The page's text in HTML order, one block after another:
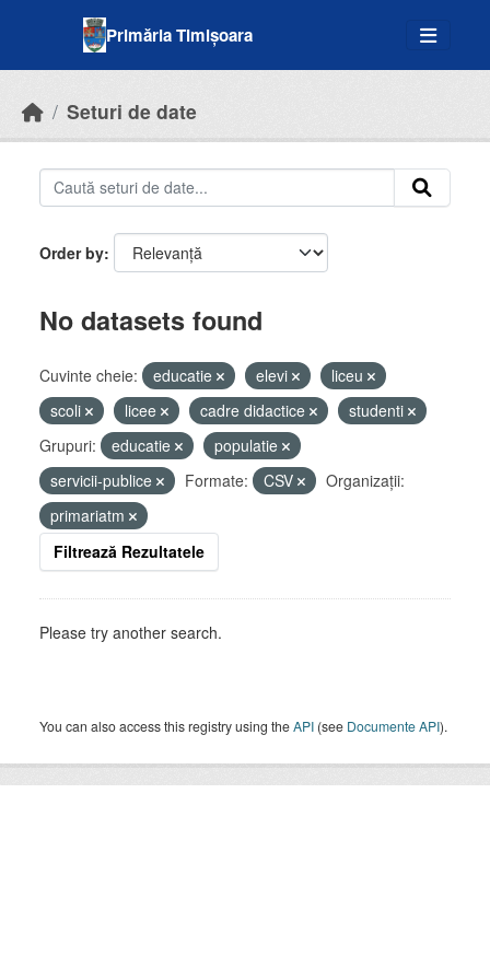
Primăria Timișoara
Seturi de date
Order by
No datasets found
Cuvinte cheie: educatie elevi
liceu
scoli
licee cadre didactice
studenti
Grupuri:
educatie
populatie
servicii-publice
Formate: CSV
Organizații:
primariatm
Filtrează Rezultatele
Please try another search.
You can also access this registry using theAPI (see Documente API).